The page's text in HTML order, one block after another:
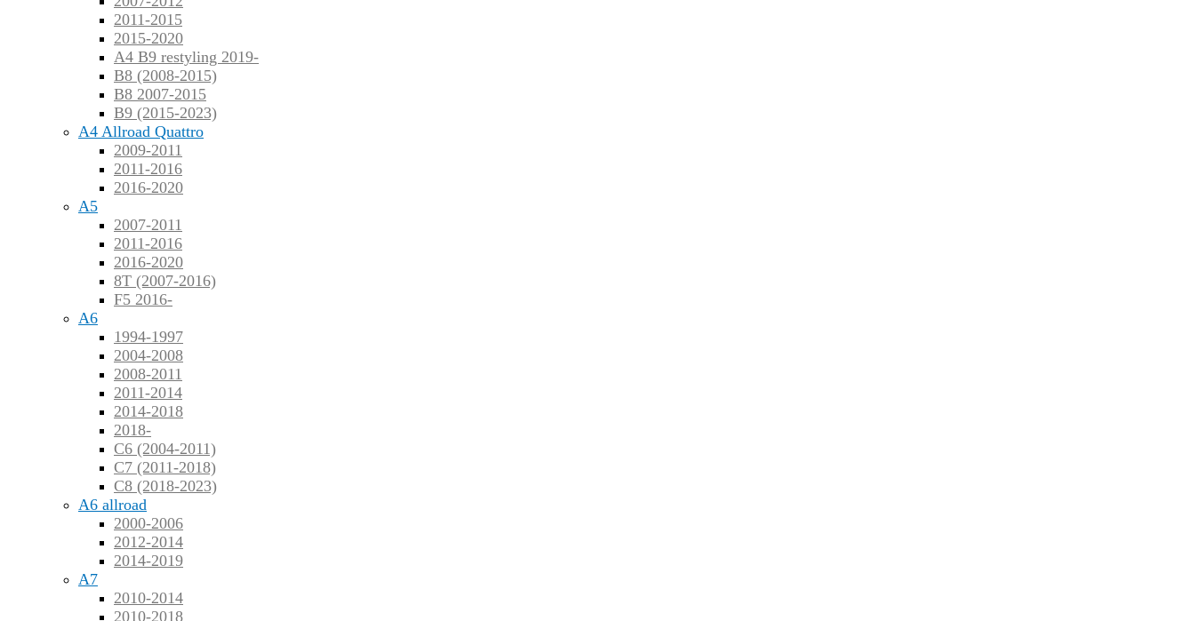
2011-2015
2015-2020
A4 B9 restyling 2019-
B8 (2008-2015)
B8 2007-2015
B9 (2015-2023)
A4 Allroad Quattro
2009-2011
2011-2016
2016-2020
A5
2007-2011
2011-2016
2016-2020
8T (2007-2016)
F5 2016-
A6
1994-1997
2004-2008
2008-2011
2011-2014
2014-2018
2018-
C6 (2004-2011)
C7 (2011-2018)
C8 (2018-2023)
A6 allroad
2000-2006
2012-2014
2014-2019
A7
2010-2014
2010-2018